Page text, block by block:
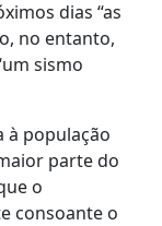
dias “as
no entanto,
sismo
à população
parte do
o
consoante o